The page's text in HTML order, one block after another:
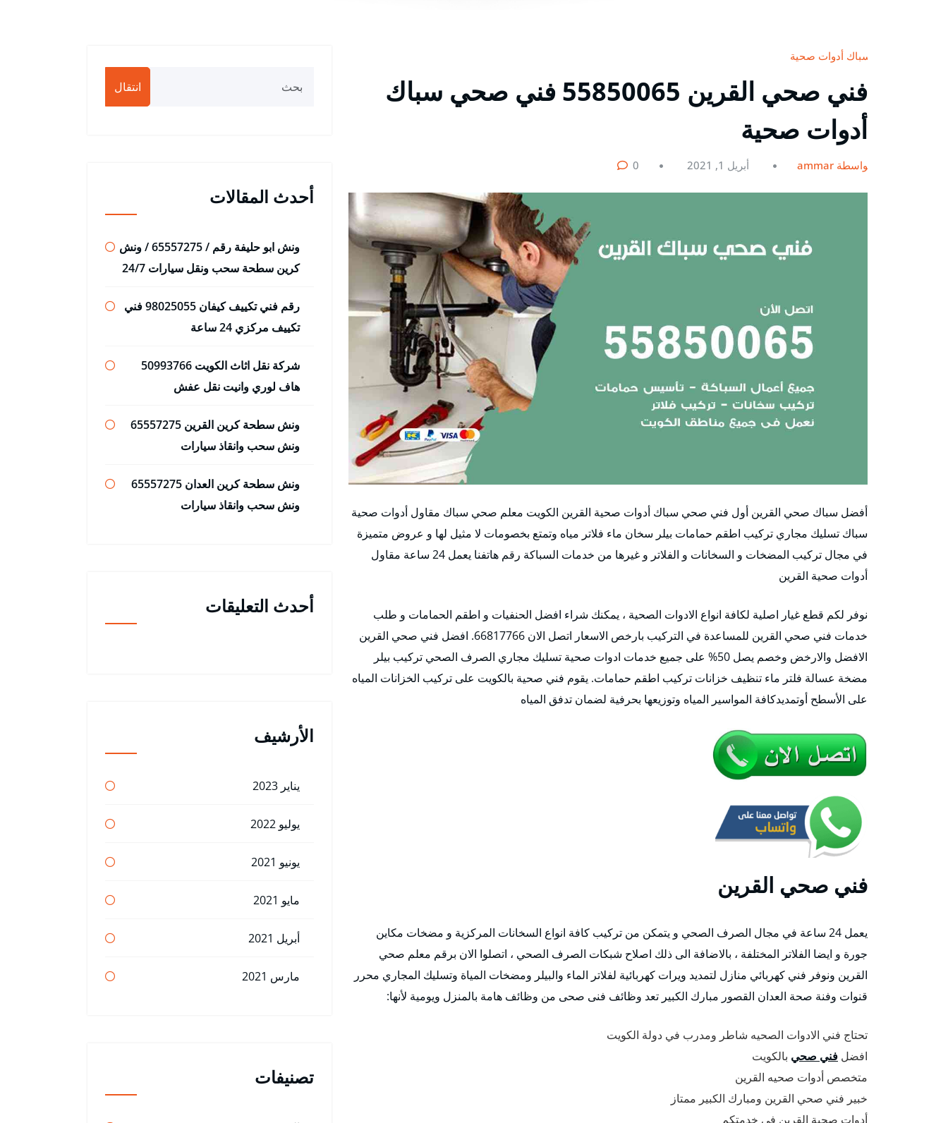
سباك أدوات صحية
فني صحي القرين 55850065 فني صحي سباك
أدوات صحية
بواسطة ammar أبريل 1, 2021 0
أفضل سباك صحي القرين أول فني صحي سباك أدوات صحية القرين الكويت معلم صحي سباك مقاول أدوات صحية
سباك تسليك مجاري تركيب اطقم حمامات بيلر سخان ماء فلاتر مياه وتمتع بخصومات لا مثيل لها و عروض متميزة
في مجال تركيب المضخات و السخانات و الفلاتر و غيرها من خدمات السباكة رقم هاتفنا يعمل 24 ساعة مقاول
أدوات صحية القرين
نوفر لكم قطع غيار اصلية لكافة انواع الادوات الصحية ، يمكنك شراء افضل الحنفيات و اطقم الحمامات و طلب
خدمات فني صحي القرين للمساعدة في التركيب بارخص الاسعار اتصل الان 66817766. افضل فني صحي القرين
الافضل والارخض وخصم يصل 50% على جميع خدمات ادوات صحية تسليك مجاري الصرف الصحي تركيب بيلر
مضخة عسالة فلتر ماء تنظيف خزانات تركيب اطقم حمامات. يقوم فني صحية بالكويت على تركيب الخزانات المياه
على الأسطح أوتمديدكافة المواسير المياه وتوزيعها بحرفية لضمان تدفق المياه
فني صحي القرين
يعمل 24 ساعة في مجال الصرف الصحي و يتمكن من تركيب كافة انواع السخانات المركزية و مضخات مكاين
جورة و ايضا الفلاتر المختلفة ، بالاضافة الى ذلك اصلاح شبكات الصرف الصحي ، اتصلوا الان برقم معلم صحي
القرين ونوفر فني كهربائي منازل لتمديد ويرات كهربائية لفلاتر الماء والبيلر ومضخات المياة وتسليك المجاري محرر
قنوات وفنة صحة العدان القصور مبارك الكبير تعد وظائف فنى صحى من وظائف هامة بالمنزل ويومية لأنها:
تحتاج فني الادوات الصحيه شاطر ومدرب في دولة الكويت
افضل فني صحي بالكويت
متخصص أدوات صحيه القرين
خبير فني صحي القرين ومبارك الكبير ممتاز
أدوات صحية القرين في خدمتكم
انتقال
أحدث المقالات
ونش ابو حليفة رقم / 65557275 / ونش
كرين سطحة سحب ونقل سيارات 24/7
رقم فني تكييف كيفان 98025055 فني
تكييف مركزي 24 ساعة
شركة نقل اثاث الكويت 50993766
هاف لوري وانيت نقل عفش
ونش سطحة كرين القرين 65557275
ونش سحب وانقاذ سيارات
ونش سطحة كرين العدان 65557275
ونش سحب وانقاذ سيارات
أحدث التعليقات
الأرشيف
يناير 2023
يوليو 2022
يونيو 2021
مايو 2021
أبريل 2021
مارس 2021
تصنيفات